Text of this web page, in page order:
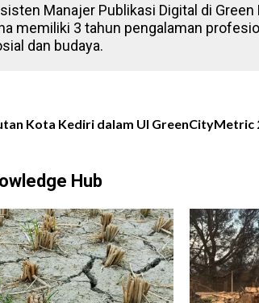
Manajer Publikasi Digital di
memiliki 3 tahun pengalaman
dan budaya.
Kota Kediri dalam UI GreenCityMetric
Hub